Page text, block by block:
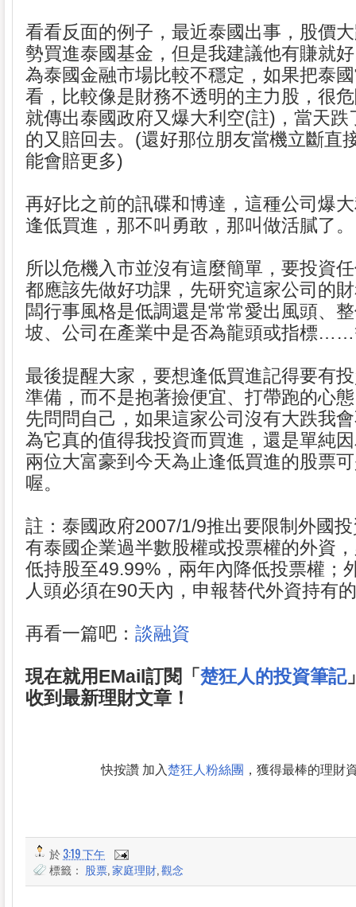
看看反面的例子，最近泰國出事，股價
勢買進泰國基金，但是我建議他有賺就
為泰國金融市場比較不穩定，如果把泰
看，比較像是財務不透明的主力股，很
就傳出泰國政府又爆大利空(註)，當天跌
的又賠回去。(還好那位朋友當機立斷直
能會賠更多)
再好比之前的訊碟和博達，這種公司爆
逢低買進，那不叫勇敢，那叫做活膩了。
所以危機入市並沒有這麼簡單，要投資
都應該先做好功課，先研究這家公司的
闆行事風格是低調還是常常愛出風頭、
坡、公司在產業中是否為龍頭或指標
最後提醒大家，要想逢低買進記得要有
準備，而不是抱著撿便宜、打帶跑的心
先問問自己，如果這家公司沒有大跌我
為它真的值得我投資而買進，還是單純
兩位大富豪到今天為止逢低買進的股票
喔。
註：泰國政府2007/1/9推出要限制外國
有泰國企業過半數股權或投票權的外資
低持股至49.99%，兩年內降低投票權；
人頭必須在90天內，申報替代外資持有
再看一篇吧： 談融資
現在就用EMail訂閱「楚狂人的投資筆記
收到最新理財文章！
快按讚 加入楚狂人粉絲團 ，獲得最棒的理財
於3:19 下午
標籤： 股票,家庭理財,觀念